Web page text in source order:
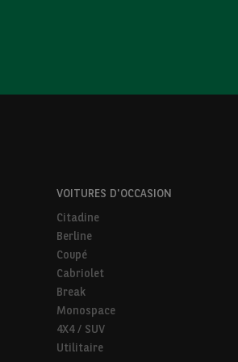
VOITURES D'OCCASION
Citadine
Berline
Coupé
Cabriolet
Break
Monospace
4X4 / SUV
Utilitaire